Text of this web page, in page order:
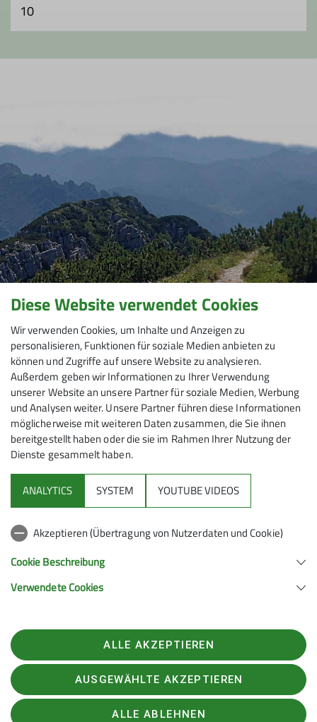
10
Mitmachen
Klettern
Service
63450 Hanau
Telefon +496181257071
Diese Website verwendet Cookies
Wir verwenden Cookies, um Inhalte und Anzeigen zu
personalisieren, Funktionen für soziale Medien anbieten zu
können und Zugriffe auf unsere Website zu analysieren.
Außerdem geben wir Informationen zu Ihrer Verwendung
unserer Website an unsere Partner für soziale Medien, Werbung
und Analysen weiter. Unsere Partner führen diese Informationen
möglicherweise mit weiteren Daten zusammen, die Sie ihnen
bereitgestellt haben oder die sie im Rahmen Ihrer Nutzung der
Dienste gesammelt haben.
ANALYTICS SYSTEM YOUTUBE VIDEOS
Akzeptieren (Übertragung von Nutzerdaten und Cookie)
Cookie Beschreibung
Verwendete Cookies
ALLE AKZEPTIEREN
AUSGEWÄHLTE AKZEPTIEREN
ALLE ABLEHNEN